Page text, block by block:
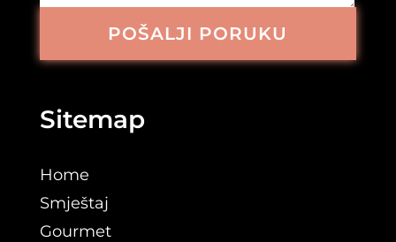
POŠALJI PORUKU
Sitemap
Home
Smještaj
Gourmet